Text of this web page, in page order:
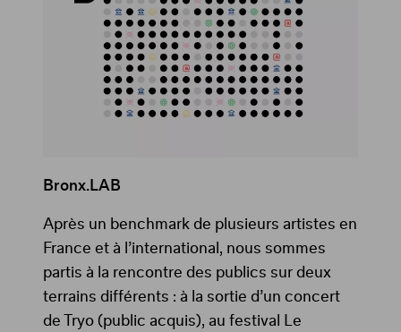
Bronx.LAB
Après un benchmark de plusieurs artistes en
France et à l’international, nous sommes
partis à la rencontre des publics sur deux
terrains différents : à la sortie d’un concert
de Tryo (public acquis), au festival Le